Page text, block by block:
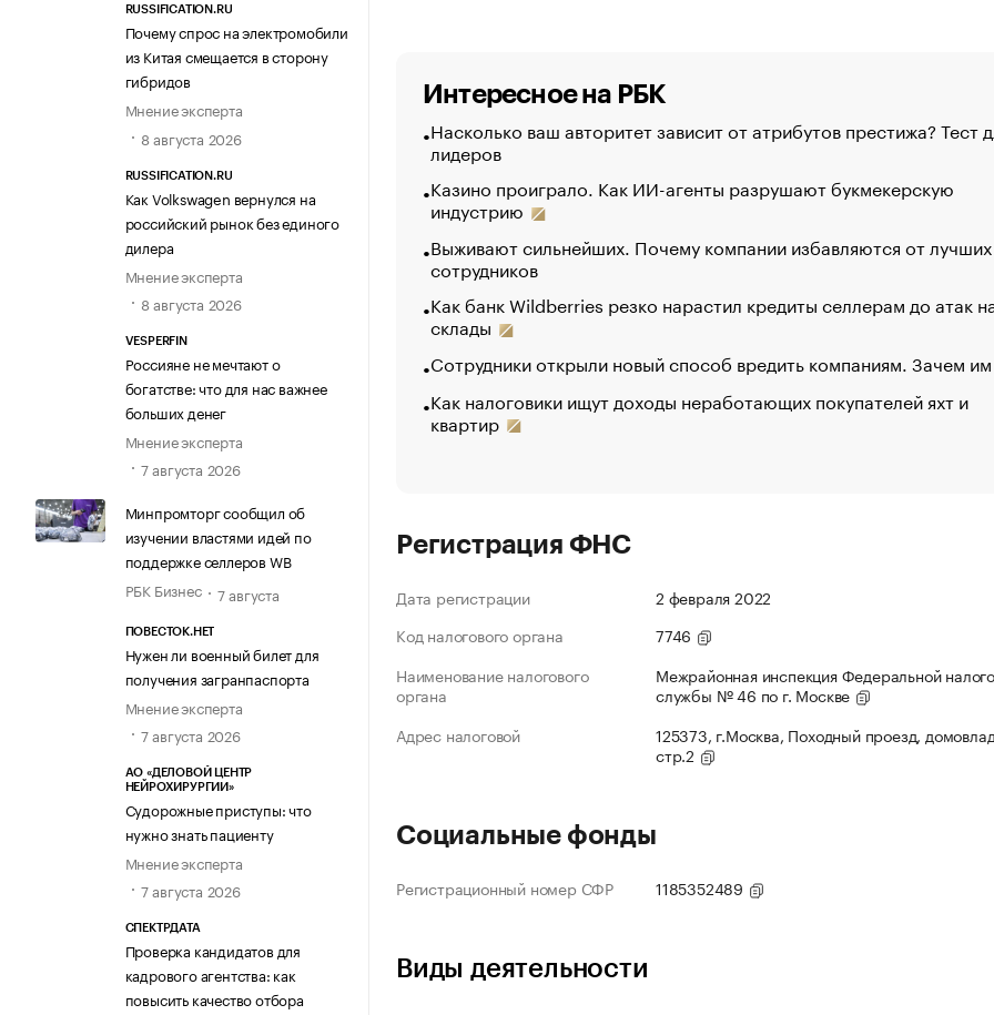
RUSSIFICATION.RU
Почему спрос на электромобили
из Китая смещается в сторону
гибридов
Мнение эксперта
8 августа 2026
RUSSIFICATION.RU
Как Volkswagen вернулся на
российский рынок без единого
дилера
Мнение эксперта
8 августа 2026
VESPERFIN
Россияне не мечтают о
богатстве: что для нас важнее
больших денег
Мнение эксперта
7 августа 2026
Минпромторг сообщил об
изучении властями идей по
поддержке селлеров WB
РБК Бизнес
7 августа
ПОВЕСТОК.НЕТ
Нужен ли военный билет для
получения загранпаспорта
Мнение эксперта
7 августа 2026
АО «ДЕЛОВОЙ ЦЕНТР
НЕЙРОХИРУРГИИ»
Судорожные приступы: что
нужно знать пациенту
Мнение эксперта
7 августа 2026
СПЕКТРДАТА
Проверка кандидатов для
кадрового агентства: как
повысить качество отбора
Интересное на РБК
Насколько ваш авторитет зависит от атрибутов престижа? Тест
лидеров
Казино проиграло. Как ИИ-агенты разрушают букмекерскую
индустрию
Выживают сильнейших. Почему компании избавляются от лучших
сотрудников
Как банк Wildberries резко нарастил кредиты селлерам до атак
склады
Сотрудники открыли новый способ вредить компаниям. Зачем
Как налоговики ищут доходы неработающих покупателей яхт и
квартир
Регистрация ФНС
Дата регистрации
2 февраля 2022
Код налогового органа
7746
Наименование налогового
органа
Межрайонная инспекция Федеральной
службы № 46 по г. Москве
Адрес налоговой
125373, г.Москва, Походный проезд,
стр.2
Социальные фонды
Регистрационный номер СФР 1185352489
Виды деятельности